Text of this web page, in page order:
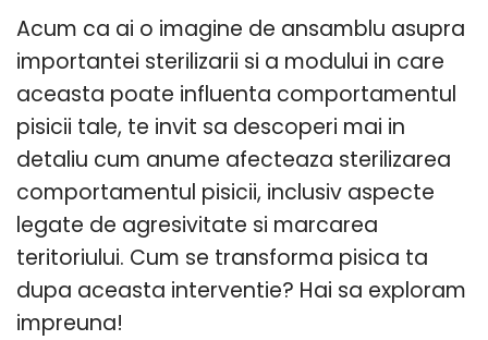
Acum ca ai o imagine de ansamblu asupra
importantei sterilizarii si a modului in care
aceasta poate influenta comportamentul
pisicii tale, te invit sa descoperi mai in
detaliu cum anume afecteaza sterilizarea
comportamentul pisicii, inclusiv aspecte
legate de agresivitate si marcarea
teritoriului. Cum se transforma pisica ta
dupa aceasta interventie? Hai sa exploram
impreuna!